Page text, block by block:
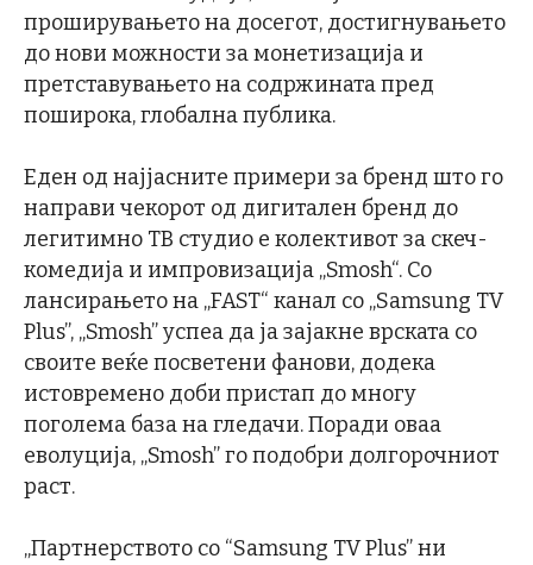
проширувањето на досегот, достигнувањето
до нови можности за монетизација и
претставувањето на содржината пред
поширока, глобална публика.
Еден од најјасните примери за бренд што го
направи чекорот од дигитален бренд до
легитимно ТВ студио е колективот за скеч-
комедија и импровизација „Smosh“. Со
лансирањето на „FAST“ канал со „Samsung TV
Plus”, „Smosh” успеа да ја зајакне врската со
своите веќе посветени фанови, додека
истовремено доби пристап до многу
поголема база на гледачи. Поради оваа
еволуција, „Smosh” го подобри долгорочниот
раст.
„Партнерството со “Samsung TV Plus” ни